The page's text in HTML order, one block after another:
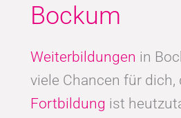
Bockum
Weiterbildungen in
viele Chancen für dich,
Fortbildung ist